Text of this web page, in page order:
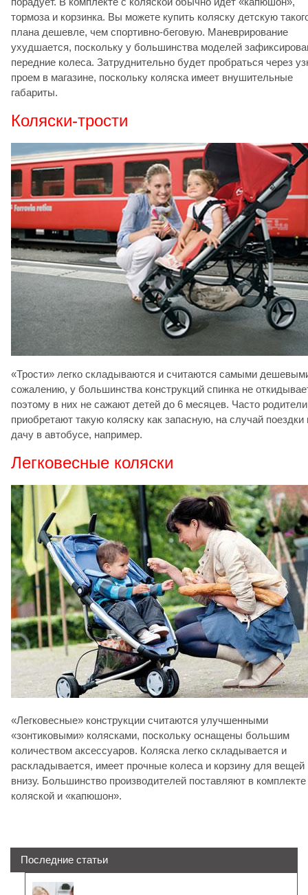
тормоза и корзинка. Вы можете купить коляску детскую
плана дешевле, чем спортивно-беговую. Маневрирование
ухудшается, поскольку у большинства моделей
передние колеса. Затруднительно будет пробраться через
проем в магазине, поскольку коляска имеет внушительные
габариты.
Коляски-трости
«Трости» легко складываются и считаются самыми
сожалению, у большинства конструкций спинка не
поэтому в них не сажают детей до 6 месяцев. Часто родители
приобретают такую коляску как запасную, на случай поездки
дачу в автобусе, например.
Легковесные коляски
«Легковесные» конструкции считаются улучшенными
«зонтиковыми» колясками, поскольку оснащены большим
количеством аксессуаров. Коляска легко складывается и
раскладывается, имеет прочные колеса и корзину для вещей
внизу. Большинство производителей поставляют в комплекте
коляской и «капюшон».
Последние статьи